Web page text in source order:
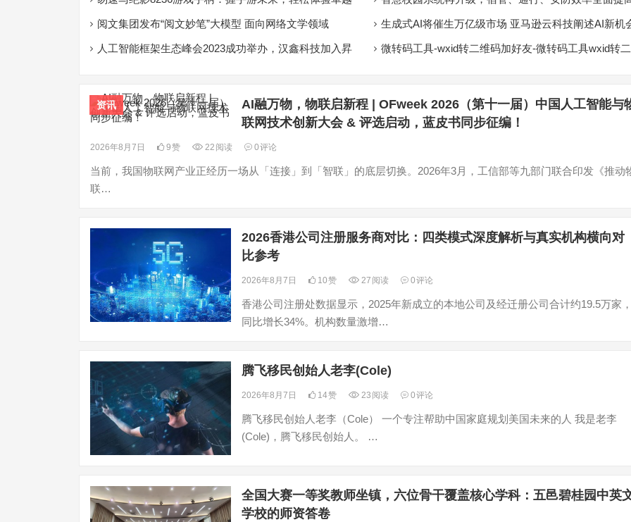
之旅！
阅文集团发布“阅文妙笔”大模型 面向网络文学领域 生成式AI将催生万亿级市场 亚马逊云科技阐述AI新机
人工智能框架生态峰会2023成功举办，汉鑫科技加入昇
微转码工具-wxid转二维码加好友-微转码工具wxid转二
资讯
AI融万物，物联启新程 | OFweek 2026（第十一届）中国人工智能与
联网技术创新大会 & 评选启动，蓝皮书同步征编！
2026年8月7日 9赞 22 阅读 0评论
当前，我国物联网产业正经历一场从「连接」到「智联」的底层切换。2026年3月，工信部等九部门联合印发《推动
联…
2026香港公司注册服务商对比：四类模式深度解析与真实机构横向对
比参考
2026年8月7日 10赞 27 阅读 0评论
香港公司注册处数据显示，2025年新成立的本地公司及经迁册公司合计约19.5万家，
同比增长34%。机构数量激增…
腾飞移民创始人老李(Cole)
2026年8月7日 14赞 23 阅读 0评论
腾飞移民创始人老李（Cole） 一个专注帮助中国家庭规划美国未来的人 我是老李
(Cole)，腾飞移民创始人。 …
全国大赛一等奖教师坐镇，六位骨干覆盖核心学科：五邑碧桂园中英
学校的师资答卷